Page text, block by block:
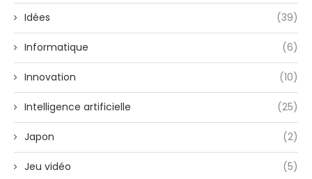
Idées (39)
Informatique (6)
Innovation (10)
Intelligence artificielle (25)
Japon (2)
Jeu vidéo (5)